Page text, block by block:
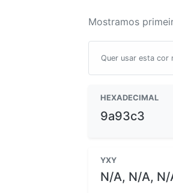
Mostramos
Quer usar esta cor
HEXADECIMAL
9a93c3
YXY
N/A, N/A, N/